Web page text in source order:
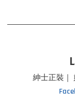
紳士正裝｜